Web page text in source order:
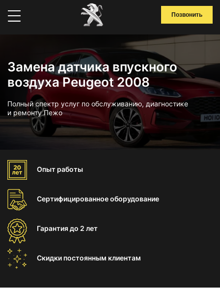
Позвонить
Замена датчика впускного
воздуха Peugeot 2008
Полный спектр услуг по обслуживанию, диагностике
и ремонту Пежо
Опыт работы
Сертифицированноеоборудование
Гарантиядо 2 лет
Скидки постоянным клиентам